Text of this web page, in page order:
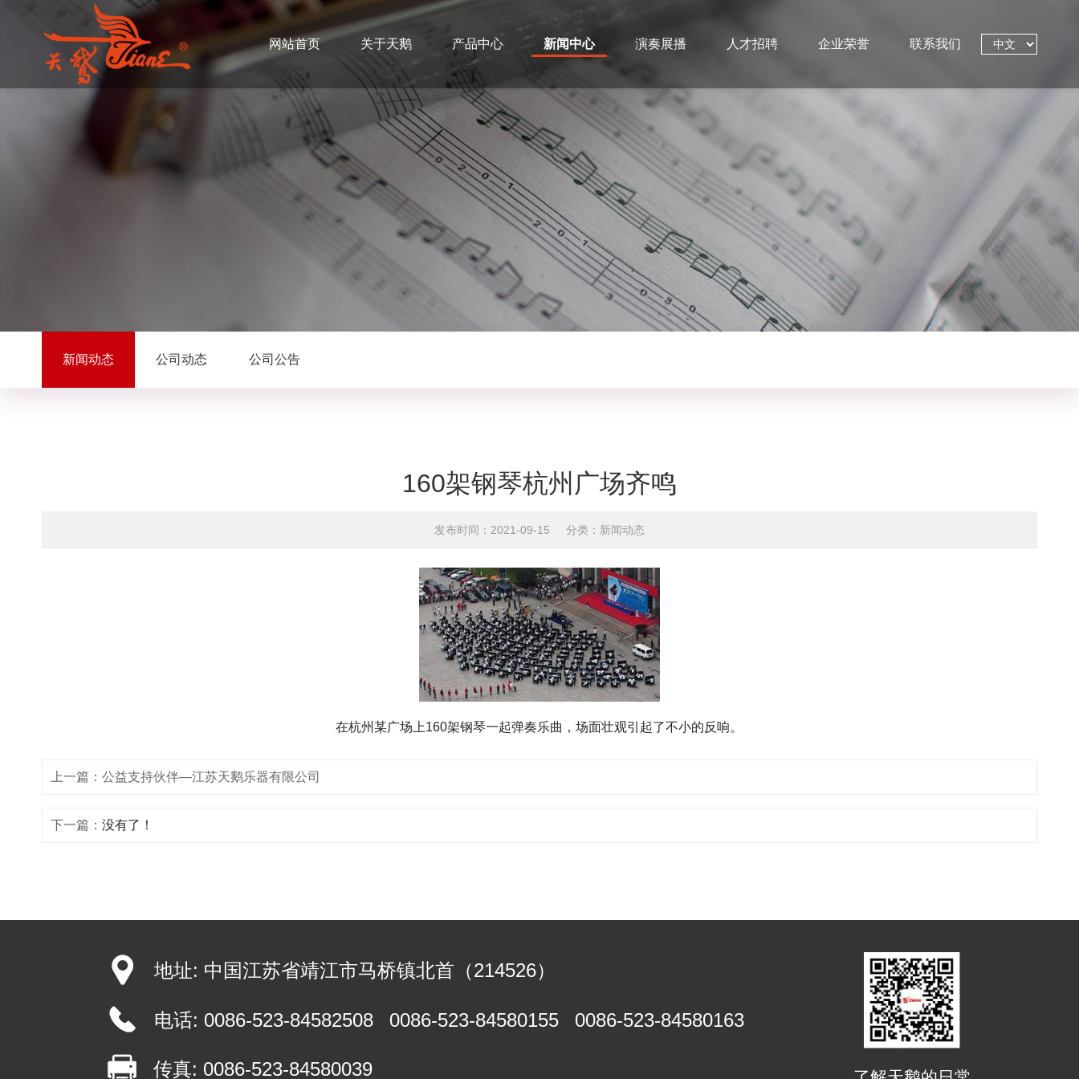
网站首页 关于天鹅 产品中心 新闻中心 演奏展播 人才招聘 企业荣誉 联系我们
新闻动态 公司动态 公司公告
160架钢琴杭州广场齐鸣
发布时间：2021-09-15 分类：新闻动态
在杭州某广场上160架钢琴一起弹奏乐曲，场面壮观引起了不小的反响。
上一篇：公益支持伙伴―江苏天鹅乐器有限公司
下一篇：没有了！
地址: 中国江苏省靖江市马桥镇北首（214526）
电话: 0086-523-84582508 0086-523-84580155 0086-523-84580163
传真: 0086-523-84580039